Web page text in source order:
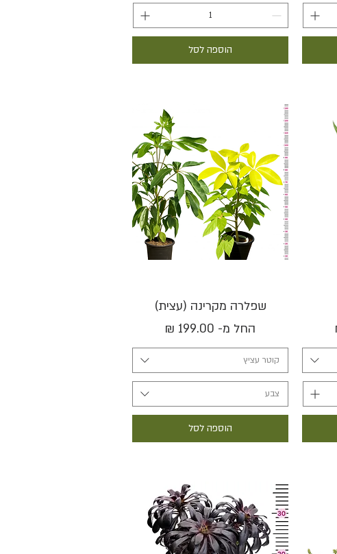
הוספה לסל
תצוגה מהירה
שפלרה מקרינה (עצית)
החל מ-
מחיר מבצע
קוטר עציץ
צבע
הוספה לסל